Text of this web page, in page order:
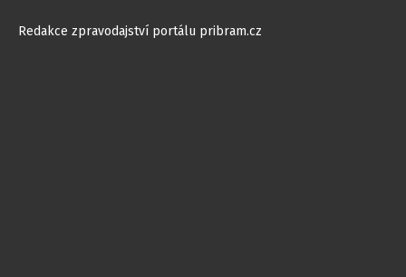
Redakce zpravodajství portálu pribram.cz